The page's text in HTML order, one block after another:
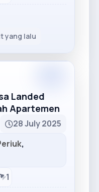
yang lalu
Landed
Apartemen
28 July 2025
,
1